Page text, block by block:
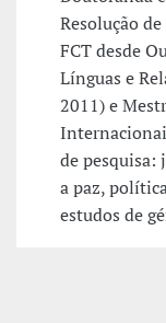
Resolução
FCT desde
Línguas e
2011) e
de pesquisa:
a paz,
estudos de